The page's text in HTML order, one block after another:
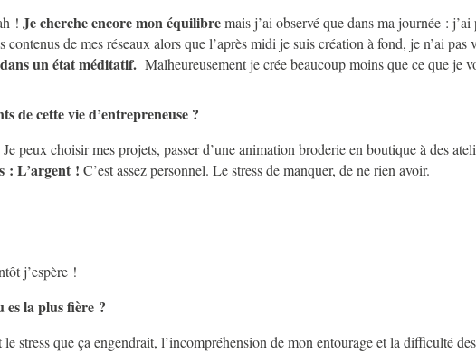
! Je cherche encore mon équilibremais j’ai observé que dans ma journée :
de mes réseaux alors que l’après midi je suis création à fond, je n’ai
un état méditatif. Malheureusement je crée beaucoup moins que ce que je
de cette vie d’entrepreneuse ?
Je peux choisir mes projets, passer d’une animation broderie en boutique à des
: L’argent ! C’est assez personnel. Le stress de manquer, de ne rien avoir.
j’espère !
es la plus fière ?
le stress que ça engendrait, l’incompréhension de mon entourage et la difficulté